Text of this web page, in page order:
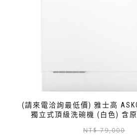
(請來電洽詢最低價) 雅士高
獨立式頂級洗碗機 (白色) 含
NT$79,000